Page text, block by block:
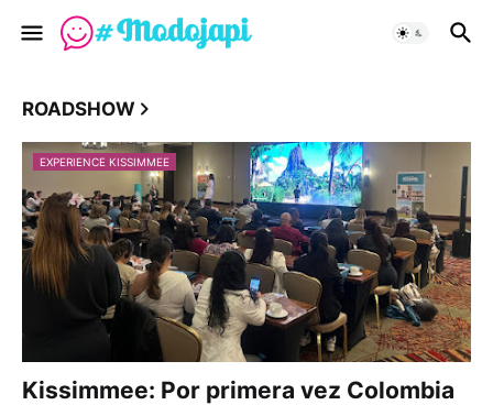
ROADSHOW
EXPERIENCE KISSIMMEE
Kissimmee: Por primera vez Colombia